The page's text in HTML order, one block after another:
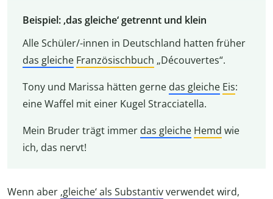
Beispiel: ‚das gleiche‘ getrennt und klein
Alle Schüler/-innen in Deutschland hatten früher
das gleiche Französischbuch „Découvertes“.
Tony und Marissa hätten gerne das gleiche Eis:
eine Waffel mit einer Kugel Stracciatella.
Mein Bruder trägt immer das gleiche Hemd wie
ich, das nervt!
Wenn aber ‚gleiche‘ als Substantivverwendet wird,